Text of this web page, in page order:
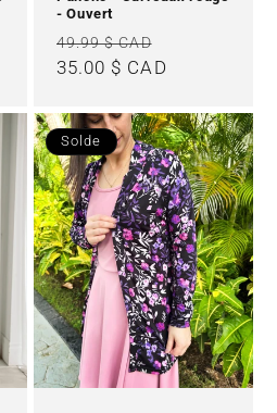
- Ouvert
Prix
habituel
49.99 $ CAD
35.00 $ CAD
Solde